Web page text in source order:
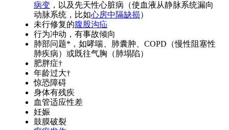
病变 ，以及先天性心脏病（使血液从静脉系统漏向
动脉系统，比如心房中隔缺损）
未行修复的腹股沟疝
行为冲动，有事故倾向
肺部问题*，如哮喘、肺囊肿、COPD（慢性阻塞性
肺疾病）或既往气胸（肺塌陷）
肥胖症†
年龄过大†
惊恐障碍
身体有残疾
血管适应性差
妊娠
鼓膜破裂